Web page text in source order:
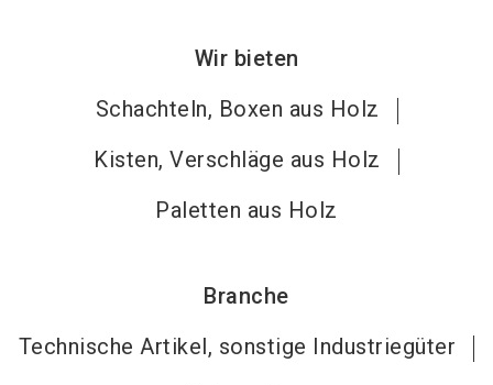
Wir bieten
Schachteln, Boxen aus Holz
Kisten, Verschläge aus Holz
Paletten aus Holz
Branche
Technische Artikel, sonstige Industriegüter